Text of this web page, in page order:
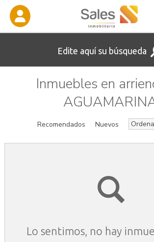
Edite aquí su búsqueda
Inmuebles en
Recomendados Nuevos
Lo sentimos, no hay